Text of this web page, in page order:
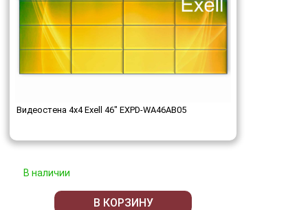
Видеостена 4x4 Exell 46" EXPD-WA46AB05
В наличии
В КОРЗИНУ